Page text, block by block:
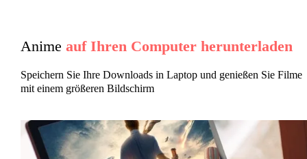
Anime auf Ihren Computer herunterladen
Speichern Sie Ihre Downloads in Laptop und genießen Sie Filme
mit einem größeren Bildschirm